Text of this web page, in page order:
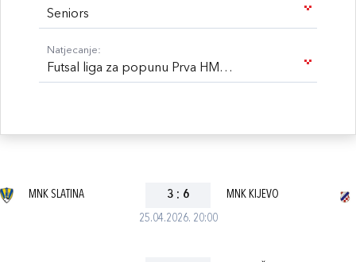
Seniors
Natjecanje:
Futsal liga za popunu Prva HMNL 25/26
25.04.2026. 20:00
MNK SLATINA 3 : 6 MNK KIJEVO